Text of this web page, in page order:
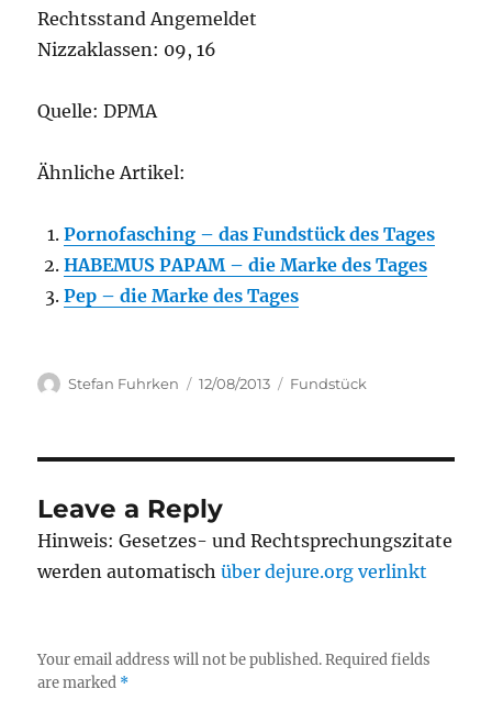
Rechtsstand Angemeldet
Nizzaklassen: 09, 16
Quelle: DPMA
Ähnliche Artikel:
Pornofasching – das Fundstück des Tages
HABEMUS PAPAM – die Marke des Tages
Pep – die Marke des Tages
Author
Stefan Fuhrken
Posted
12/08/2013 Categories
Fundstück
Leave a Reply
Hinweis: Gesetzes- und Rechtsprechungszitate
werden automatischüber dejure.org verlinkt
Your email address will not be published. Required fields
are marked *